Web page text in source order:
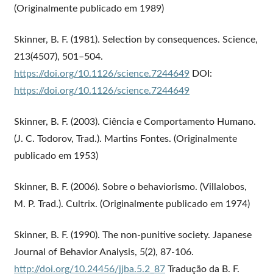
(Originalmente publicado em 1989)
Skinner, B. F. (1981). Selection by consequences. Science,
213(4507), 501–504.
https://doi.org/10.1126/science.7244649DOI:
https://doi.org/10.1126/science.7244649
Skinner, B. F. (2003). Ciência e Comportamento Humano.
(J. C. Todorov, Trad.). Martins Fontes. (Originalmente
publicado em 1953)
Skinner, B. F. (2006). Sobre o behaviorismo. (Villalobos,
M. P. Trad.). Cultrix. (Originalmente publicado em 1974)
Skinner, B. F. (1990). The non-punitive society. Japanese
Journal of Behavior Analysis, 5(2), 87-106.
http://doi.org/10.24456/jjba.5.2_87Tradução da B. F.